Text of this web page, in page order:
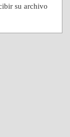
su archivo